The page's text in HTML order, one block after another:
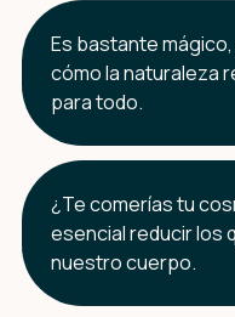
Es bastante
cómo la naturaleza
para todo.
¿Te comerías tu
esencial reducir los
nuestro cuerpo.